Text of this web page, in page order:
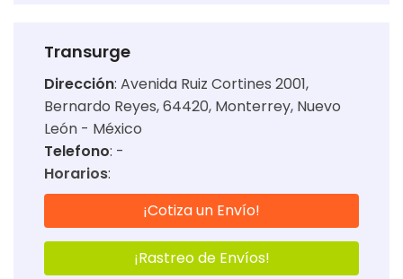
Transurge
Dirección: Avenida Ruiz Cortines 2001,
Bernardo Reyes, 64420, Monterrey, Nuevo
León - México
Telefono: -
Horarios:
¡Cotiza un Envío!
¡Rastreo de Envíos!